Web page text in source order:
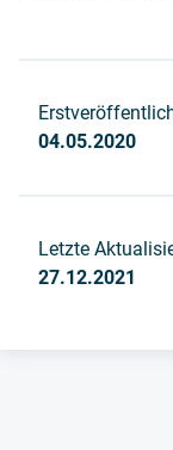
04.05.2020
Letzte
27.12.2021